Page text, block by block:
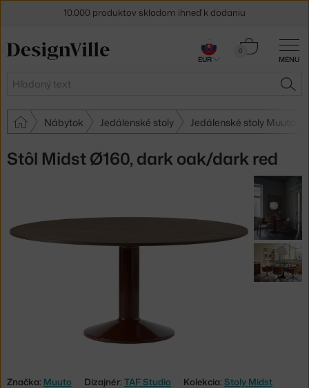
MENU
Hľadať
0
Košík
Nábytok Jedálenské stoly Jedálenské stoly Muuto
Stôl Midst Ø160, dark oak/dark red
Značka: Muuto Dizajnér: TAF Studio Kolekcia: Stoly Midst
30 dní na vrátenie tovaru
EUR